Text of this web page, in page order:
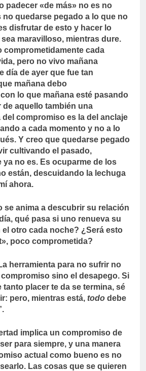
padecer «de más» no es no
no quedarse pegado a lo que no
disfrutar de esto y hacer lo
maravilloso, mientras dure.
comprometidamente cada
pero no vivo mañana
día de ayer que fue tan
mañana debo
lo que mañana esté pasando
de aquello también una
del compromiso es la del anclaje
a cada momento y no a lo
Y creo que quedarse pegado
cultivando el pasado,
no es. Es ocuparme de los
están, descuidando la lechuga
ahora.
se anima a descubrir su relación
qué pasa si uno renueva su
otro cada noche? ¿Será esto
poco comprometida?
herramienta para no sufrir no
sino el desapego. Si
tanto placer te da se termina, sé
pero, mientras está, todo debe
implica un compromiso de
para siempre, y una manera
actual como bueno es no
Las cosas que se quieren